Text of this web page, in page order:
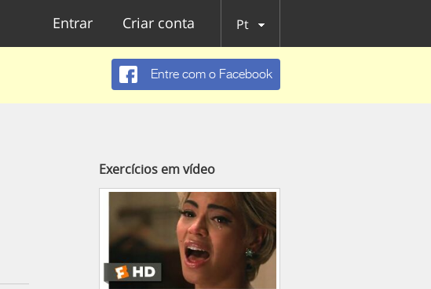
Entrar Criar conta Pt
Entre com o Facebook
Exercícios em vídeo